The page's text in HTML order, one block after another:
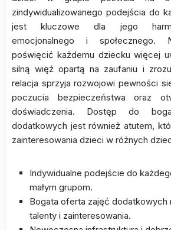
zindywidualizowanego podejścia do
jest kluczowe dla jego
emocjonalnego i społecznego.
poświęcić każdemu dziecku więcej
silną więź opartą na zaufaniu i
relacja sprzyja rozwojowi pewności
poczucia bezpieczeństwa oraz
doświadczenia. Dostęp do
dodatkowych jest również atutem,
zainteresowania dzieci w różnych
Indywidualne podejście do
małym grupom.
Bogata oferta zajęć dodatkowych
talenty i zainteresowania.